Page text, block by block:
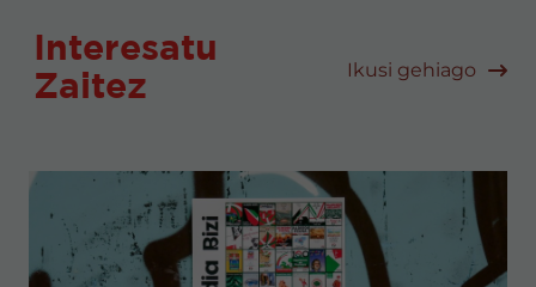
Interesatu
Zaitez
Ikusi gehiago